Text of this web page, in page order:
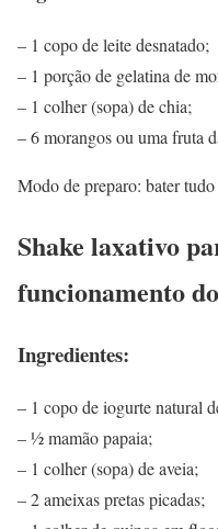
– 1 copo de leite desnatado;
– 1 porção de gelatina de
– 1 colher (sopa) de chia;
– 6 morangos ou uma fruta
Modo de preparo: bater
Shake laxativo
funcionamento
Ingredientes:
– 1 copo de iogurte natural
– ½ mamão papaia;
– 1 colher (sopa) de aveia;
– 2 ameixas pretas picadas;